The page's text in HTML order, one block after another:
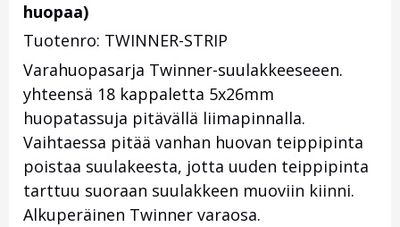
huopaa)
Tuotenro: TWINNER-STRIP
Varahuopasarja Twinner-suulakkeeseeen.
yhteensä 18 kappaletta 5x26mm
huopatassuja pitävällä liimapinnalla.
Vaihtaessa pitää vanhan huovan teippipinta
poistaa suulakeesta, jotta uuden teippipinta
tarttuu suoraan suulakkeen muoviin kiinni.
Alkuperäinen Twinner varaosa.